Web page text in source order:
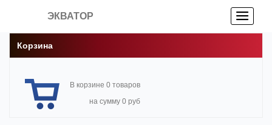
ЭКВАТОР
Корзина
В корзине 0 товаров
на сумму 0 руб